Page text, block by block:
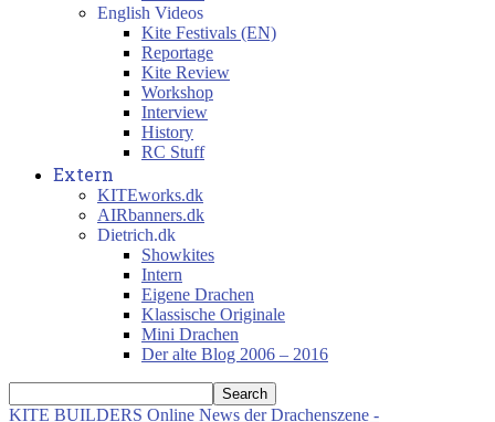
English Videos
Kite Festivals (EN)
Reportage
Kite Review
Workshop
Interview
History
RC Stuff
Extern
KITEworks.dk
AIRbanners.dk
Dietrich.dk
Showkites
Intern
Eigene Drachen
Klassische Originale
Mini Drachen
Der alte Blog 2006 – 2016
KITE BUILDERS Online News der Drachenszene -